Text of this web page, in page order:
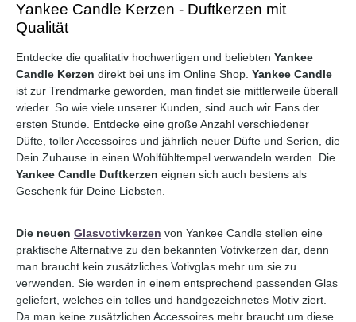
Yankee Candle Kerzen - Duftkerzen mit
Qualität
Entdecke die qualitativ hochwertigen und beliebten Yankee
Candle Kerzen direkt bei uns im Online Shop. Yankee Candle
ist zur Trendmarke geworden, man findet sie mittlerweile überall
wieder. So wie viele unserer Kunden, sind auch wir Fans der
ersten Stunde. Entdecke eine große Anzahl verschiedener
Düfte, toller Accessoires und jährlich neuer Düfte und Serien, die
Dein Zuhause in einen Wohlfühltempel verwandeln werden. Die
Yankee Candle Duftkerzen eignen sich auch bestens als
Geschenk für Deine Liebsten.
Die neuen Glasvotivkerzen von Yankee Candle stellen eine
praktische Alternative zu den bekannten Votivkerzen dar, denn
man braucht kein zusätzliches Votivglas mehr um sie zu
verwenden. Sie werden in einem entsprechend passenden Glas
geliefert, welches ein tolles und handgezeichnetes Motiv ziert.
Da man keine zusätzlichen Accessoires mehr braucht um diese